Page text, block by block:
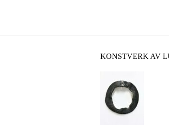
KONSTVERK AV